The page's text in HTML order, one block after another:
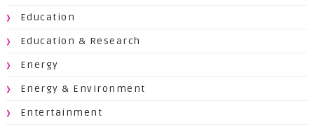
Education
Education & Research
Energy
Energy & Environment
Entertainment